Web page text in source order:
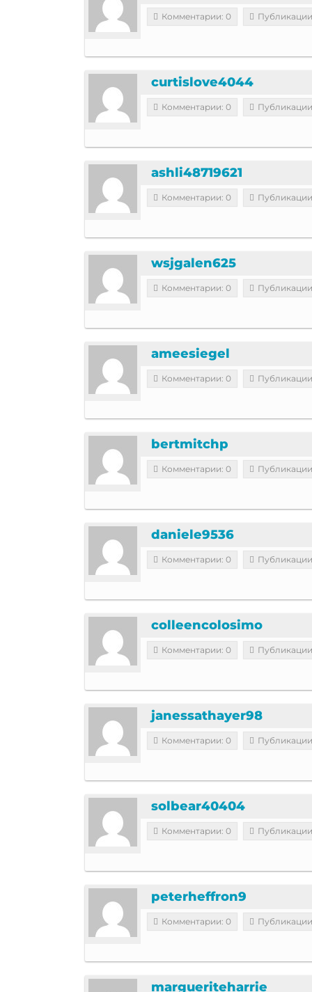
Комментарии: 0
curtislove4044
Комментарии: 0
ashli48719621
Комментарии: 0
wsjgalen625
Комментарии: 0
ameesiegel
Комментарии: 0
bertmitchp
Комментарии: 0
daniele9536
Комментарии: 0
colleencolosimo
Комментарии: 0
janessathayer98
Комментарии: 0
solbear40404
Комментарии: 0
peterheffron9
Комментарии: 0
margueriteharrie